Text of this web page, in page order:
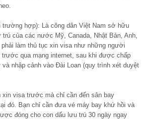
trường hợp): Là công dân Việt Nam sở hữu
của các nước Mỹ, Canada, Nhật Bản, Anh,
làm thủ tục xin visa như những người
trước qua mạng internet, sau khi được chấp
nhập cảnh vào Đài Loan (quy trình xét duyệt
xin visa trước mà chỉ cần đến sân bay
đó. Bạn chỉ cần đưa vé máy bay khứ hồi và
đóng cho con dấu lưu trú 30 ngày ngay